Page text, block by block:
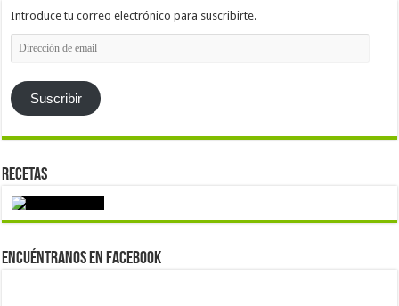
Introduce tu correo electrónico para suscribirte.
Dirección
de
Suscribir
Recetas
Encuéntranos en Facebook